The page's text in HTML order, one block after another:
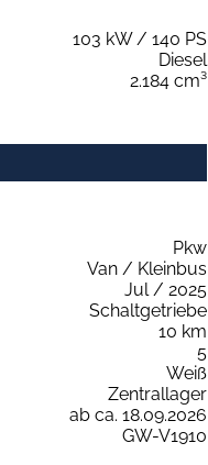
103 kW / 140 PS
Diesel
2.184 cm³
Pkw
Van / Kleinbus
Jul / 2025
Schaltgetriebe
10 km
5
Weiß
Zentrallager
ab ca. 18.09.2026
GW-V1910